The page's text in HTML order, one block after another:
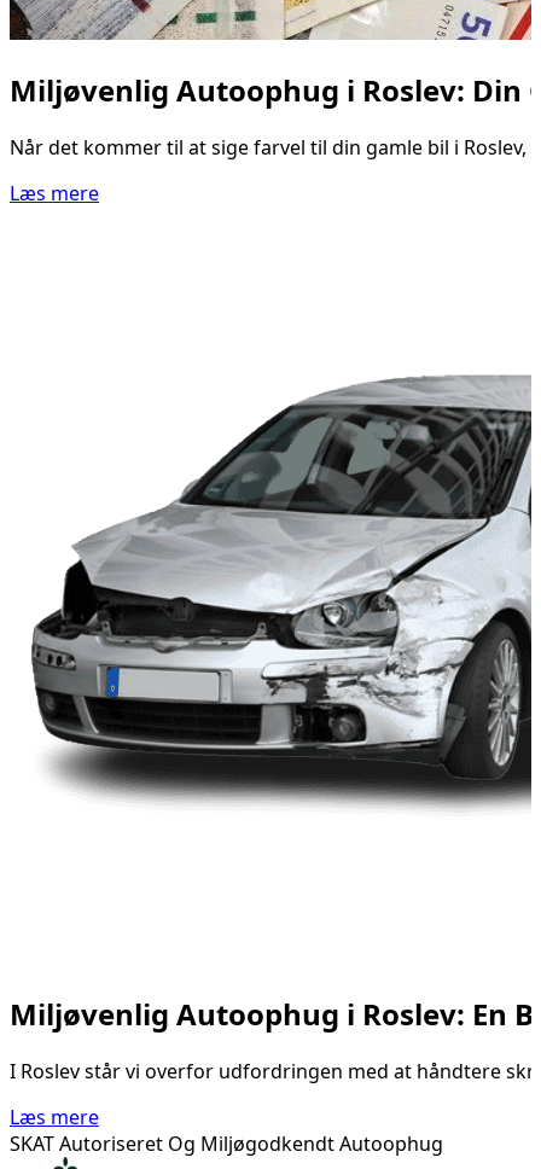
Miljøvenlig Autoophug i Roslev: Din
Når det kommer til at sige farvel til din gamle bil i
Læs mere
Miljøvenlig Autoophug i Roslev: En
I Roslev står vi overfor udfordringen med at håndtere
Læs mere
SKAT Autoriseret Og Miljøgodkendt Autoophug